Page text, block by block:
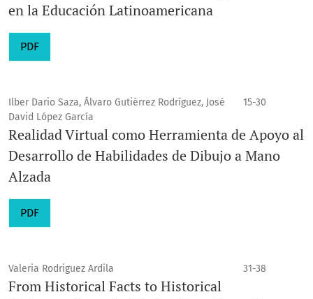
en la Educación Latinoamericana
PDF
Ilber Dario Saza, Álvaro Gutiérrez Rodríguez, José
David López García
15-30
Realidad Virtual como Herramienta de Apoyo al
Desarrollo de Habilidades de Dibujo a Mano
Alzada
PDF
Valeria Rodriguez Ardila 31-38
From Historical Facts to Historical